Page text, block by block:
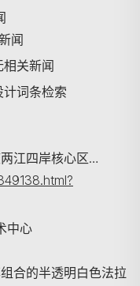
闻
关新闻
词条检索
江四岸核心区…
中心
合的半透明白色法拉